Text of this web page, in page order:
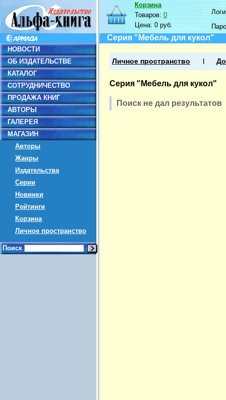
НОВОСТИ
ОБ ИЗДАТЕЛЬСТВЕ
КАТАЛОГ
СОТРУДНИЧЕСТВО
ПРОДАЖА КНИГ
АВТОРЫ
ГАЛЕРЕЯ
МАГАЗИН
Авторы
Жанры
Издательства
Серии
Новинки
Рейтинги
Корзина
Личное пространство
Поиск
Корзина
Товаров:0
Цена:0 руб.
Серия "Мебель для кукол"
Личное пространство
Серия "Мебель для кукол"
Поиск не дал результатов